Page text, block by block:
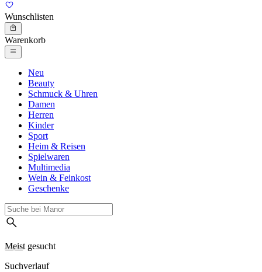
Wunschlisten
Warenkorb
Neu
Beauty
Schmuck & Uhren
Damen
Herren
Kinder
Sport
Heim & Reisen
Spielwaren
Multimedia
Wein & Feinkost
Geschenke
Meist gesucht
Suchverlauf